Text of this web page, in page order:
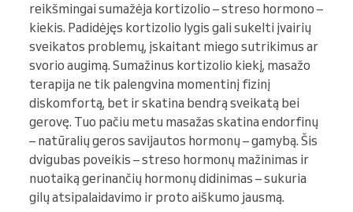
reikšmingai sumažėja kortizolio – streso hormono –
kiekis. Padidėjęs kortizolio lygis gali sukelti įvairių
sveikatos problemų, įskaitant miego sutrikimus ar
svorio augimą. Sumažinus kortizolio kiekį, masažo
terapija ne tik palengvina momentinį fizinį
diskomfortą, bet ir skatina bendrą sveikatą bei
gerovę. Tuo pačiu metu masažas skatina endorfinų
– natūralių geros savijautos hormonų – gamybą. Šis
dvigubas poveikis – streso hormonų mažinimas ir
nuotaiką gerinančių hormonų didinimas – sukuria
gilų atsipalaidavimo ir proto aiškumo jausmą.